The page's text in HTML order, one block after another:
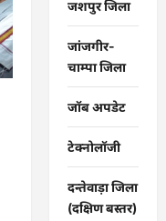
जशपुर जिला
जांजगीर-
चाम्पा जिला
जॉब अपडेट
टेक्नोलॉजी
दन्तेवाड़ा जिला
(दक्षिण बस्तर)